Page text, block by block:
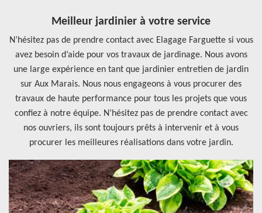
Meilleur jardinier à votre service
N’hésitez pas de prendre contact avec Elagage Farguette si vous
avez besoin d’aide pour vos travaux de jardinage. Nous avons
une large expérience en tant que jardinier entretien de jardin
sur Aux Marais. Nous nous engageons à vous procurer des
travaux de haute performance pour tous les projets que vous
confiez à notre équipe. N’hésitez pas de prendre contact avec
nos ouvriers, ils sont toujours prêts à intervenir et à vous
procurer les meilleures réalisations dans votre jardin.